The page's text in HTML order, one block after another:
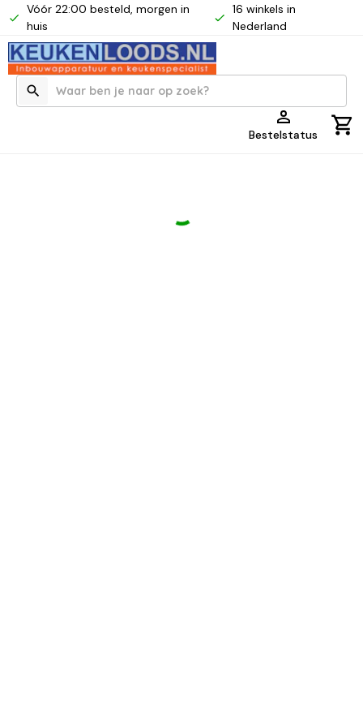
Vóór 22:00 besteld, morgen in
huis
16 winkels in
Nederland
Bestelstatus